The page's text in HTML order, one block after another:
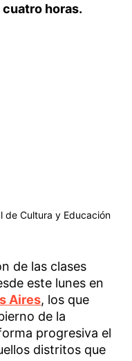
horas.
de Cultura y Educación
de las clases
este lunes en
Aires, los que
de la
progresiva el
distritos que